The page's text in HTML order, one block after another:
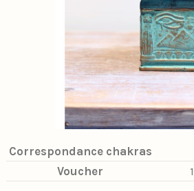
Correspondance chakras
Voucher